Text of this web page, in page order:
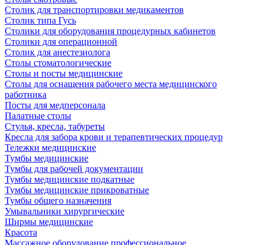
Столик для транспортировки медикаментов
Столик типа Гусь
Столики для оборудования процедурных кабинетов
Столики для операционной
Столик для анестезиолога
Столы стоматологические
Столы и посты медицинские
Столы для оснащения рабочего места медицинского
работника
Посты для медперсонала
Палатные столы
Стулья, кресла, табуреты
Кресла для забора крови и терапевтических процедур
Тележки медицинские
Тумбы медицинские
Тумбы для рабочей документации
Тумбы медицинские подкатные
Тумбы медицинские прикроватные
Тумбы общего назначения
Умывальники хирургические
Ширмы медицинские
Красота
Массажное оборудование профессиональное